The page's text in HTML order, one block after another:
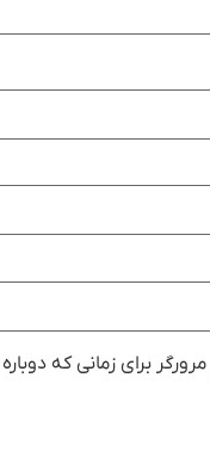
برای زمانی که